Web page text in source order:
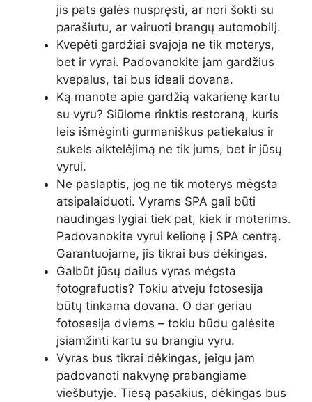
jis pats galės nuspręsti, ar nori šokti su
parašiutu, ar vairuoti brangų automobilį.
Kvepėti gardžiai svajoja ne tik moterys,
bet ir vyrai. Padovanokite jam gardžius
kvepalus, tai bus ideali dovana.
Ką manote apie gardžią vakarienę kartu
su vyru? Siūlome rinktis restoraną, kuris
leis išmėginti gurmaniškus patiekalus ir
sukels aiktelėjimą ne tik jums, bet ir jūsų
vyrui.
Ne paslaptis, jog ne tik moterys mėgsta
atsipalaiduoti. Vyrams SPA gali būti
naudingas lygiai tiek pat, kiek ir moterims.
Padovanokite vyrui kelionę į SPA centrą.
Garantuojame, jis tikrai bus dėkingas.
Galbūt jūsų dailus vyras mėgsta
fotografuotis? Tokiu atveju fotosesija
būtų tinkama dovana. O dar geriau
fotosesija dviems – tokiu būdu galėsite
įsiamžinti kartu su brangiu vyru.
Vyras bus tikrai dėkingas, jeigu jam
padovanoti nakvynę prabangiame
viešbutyje. Tiesą pasakius, dėkingas bus